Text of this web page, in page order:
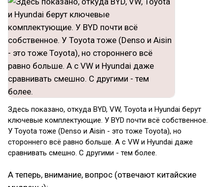
Здесь показано, откуда BYD, VW, Toyota и Hyundai берут
ключевые комплектующие. У BYD почти всё собственное.
У Toyota тоже (Denso и Aisin - это тоже Toyota), но
стороннего всё равно больше. А с VW и Hyundai даже
сравнивать смешно. С другими - тем более.
А теперь, внимание, вопрос (отвечают китайские